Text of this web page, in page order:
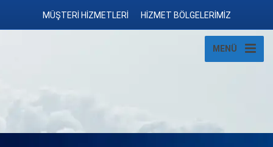
MÜŞTERİ HİZMETLERİ HİZMET BÖLGELERİMİZ
MENÜ